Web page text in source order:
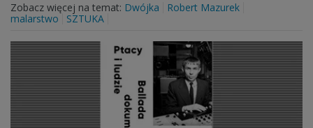
Zobacz więcej na temat: Dwójka
Robert Mazurek
malarstwo
SZTUKA